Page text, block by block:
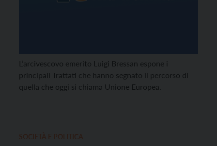
L’arcivescovo emerito Luigi Bressan espone i
principali Trattati che hanno segnato il percorso di
quella che oggi si chiama Unione Europea.